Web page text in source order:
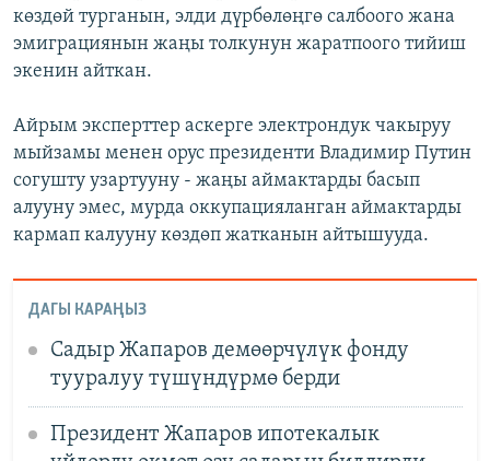
көздөй турганын, элди дүрбөлөңгө салбоого жана
эмиграциянын жаңы толкунун жаратпоого тийиш
экенин айткан.
Айрым эксперттер аскерге электрондук чакыруу
мыйзамы менен орус президенти Владимир Путин
согушту узартууну - жаңы аймактарды басып
алууну эмес, мурда оккупацияланган аймактарды
кармап калууну көздөп жатканын айтышууда.
ДАГЫ КАРАҢЫЗ
Садыр Жапаров демөөрчүлүк фонду
тууралуу түшүндүрмө берди
Президент Жапаров ипотекалык